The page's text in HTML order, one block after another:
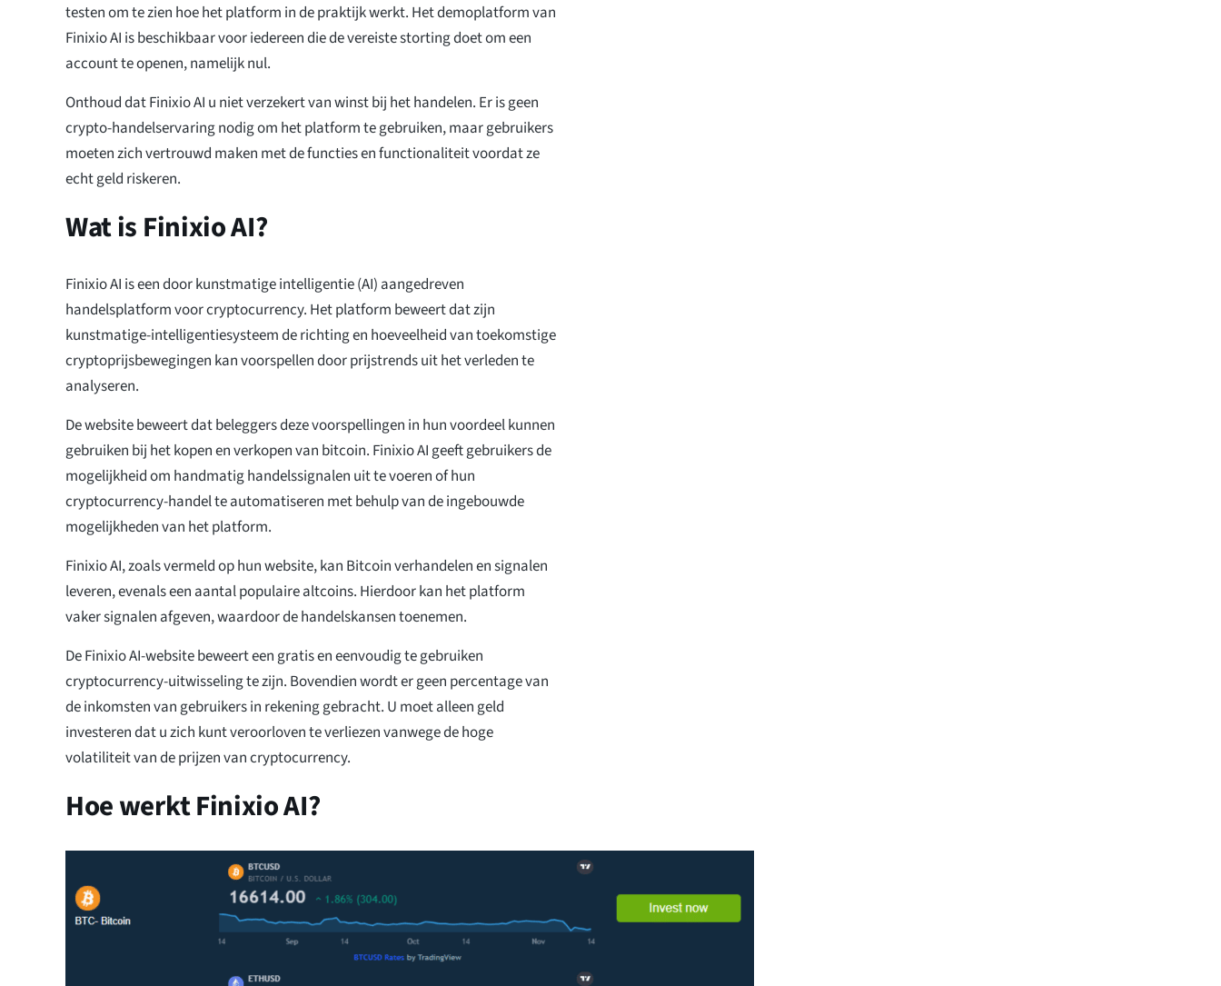
testen om te zien hoe het platform in de praktijk werkt. Het demoplatform van
Finixio AI is beschikbaar voor iedereen die de vereiste storting doet om een
account te openen, namelijk nul.
Onthoud dat Finixio AI u niet verzekert van winst bij het handelen. Er is geen
crypto-handelservaring nodig om het platform te gebruiken, maar gebruikers
moeten zich vertrouwd maken met de functies en functionaliteit voordat ze
echt geld riskeren.
Wat is Finixio AI?
Finixio AI is een door kunstmatige intelligentie (AI) aangedreven
handelsplatform voor cryptocurrency. Het platform beweert dat zijn
kunstmatige-intelligentiesysteem de richting en hoeveelheid van toekomstige
cryptoprijsbewegingen kan voorspellen door prijstrends uit het verleden te
analyseren.
De website beweert dat beleggers deze voorspellingen in hun voordeel kunnen
gebruiken bij het kopen en verkopen van bitcoin. Finixio AI geeft gebruikers de
mogelijkheid om handmatig handelssignalen uit te voeren of hun
cryptocurrency-handel te automatiseren met behulp van de ingebouwde
mogelijkheden van het platform.
Finixio AI, zoals vermeld op hun website, kan Bitcoin verhandelen en signalen
leveren, evenals een aantal populaire altcoins. Hierdoor kan het platform
vaker signalen afgeven, waardoor de handelskansen toenemen.
De Finixio AI-website beweert een gratis en eenvoudig te gebruiken
cryptocurrency-uitwisseling te zijn. Bovendien wordt er geen percentage van
de inkomsten van gebruikers in rekening gebracht. U moet alleen geld
investeren dat u zich kunt veroorloven te verliezen vanwege de hoge
volatiliteit van de prijzen van cryptocurrency.
Hoe werkt Finixio AI?